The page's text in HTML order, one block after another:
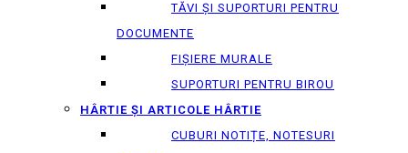
TĂVI ȘI SUPORTURI PENTRU
DOCUMENTE
FIȘIERE MURALE
SUPORTURI PENTRU BIROU
HÂRTIE ȘI ARTICOLE HÂRTIE
CUBURI NOTIȚE, NOTESURI